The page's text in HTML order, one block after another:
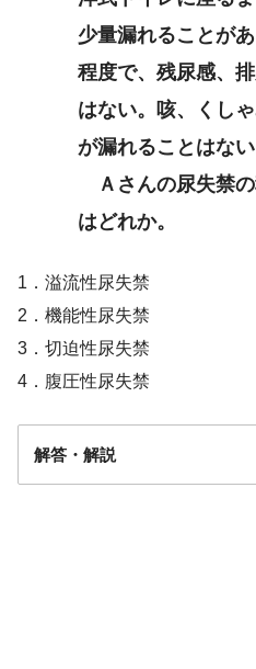
少量漏れることが
程度で、残尿感、
はない。咳、くし
が漏れることはない
Ａさんの尿失禁
はどれか。
1．溢流性尿失禁
2．機能性尿失禁
3．切迫性尿失禁
4．腹圧性尿失禁
解答・解説